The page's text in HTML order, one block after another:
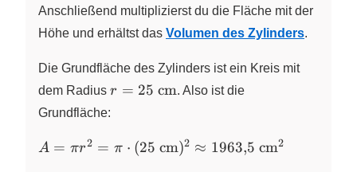
Anschließend multiplizierst du die Fläche mit der
Höhe und erhältst das Volumen des Zylinders.
Die Grundfläche des Zylinders ist ein Kreis mit
dem Radius r=25~\text{cm}
r = 25 cm. Also ist die
Grundfläche:
A = \pi r^{2} = \pi
A = πr2 = π ⋅ (25 cm)2 ≈ 1963,5 cm2